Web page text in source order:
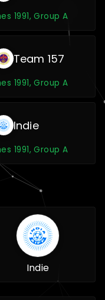
1991, Group A
Team 157
1991, Group A
Indie
1991, Group A
Indie